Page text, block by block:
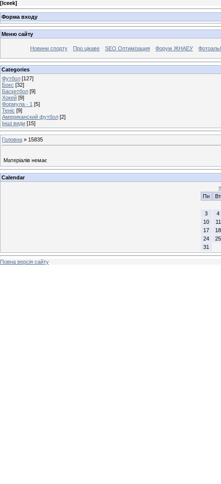
[Iceek]
Форма входу
Меню сайту
Новини спорту Про цікаве SEO Оптимізация Форум ЖНАЕУ
Categories
Футбол [127]
Бокс [32]
Баскетбол [9]
Хокей [9]
Формула - 1 [5]
Теніс [9]
Американский футбол [2]
Інші види [15]
Головна » 15835
Матеріалів немає
Calendar
«
Пн
Вт
3
4
10
11
17
18
24
25
31
Повна версія сайту